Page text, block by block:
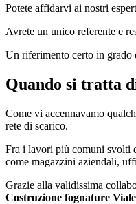
Potete affidarvi ai nostri
Avrete un unico referente e
Un riferimento certo in grado
Quando si tratta
Come vi accennavamo
rete di scarico.
Fra i lavori più comuni svolti
come magazzini aziendali,
Grazie alla validissima
Costruzione fognature